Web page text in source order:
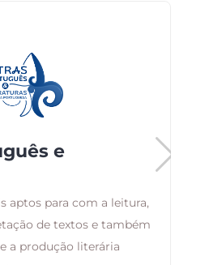
e
aptos para com a leitura,
de textos e também
a produção literária